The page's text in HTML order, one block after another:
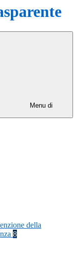
Menu di
della
8